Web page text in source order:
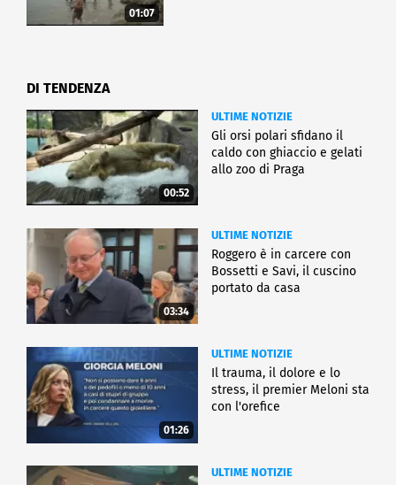
01:07
DI TENDENZA
00:52
ULTIME NOTIZIE
Gli orsi polari sfidano il
caldo con ghiaccio e gelati
allo zoo di Praga
03:34
ULTIME NOTIZIE
Roggero è in carcere con
Bossetti e Savi, il cuscino
portato da casa
01:26
ULTIME NOTIZIE
Il trauma, il dolore e lo
stress, il premier Meloni sta
con l'orefice
ULTIME NOTIZIE